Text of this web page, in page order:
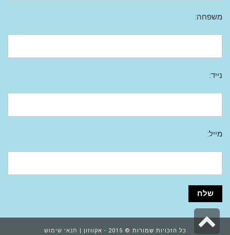
משפחה:
נייד:
מייל:
כל הזכויות שמורות © 2015 - אקווזון | תנאי שימוש
גלילה